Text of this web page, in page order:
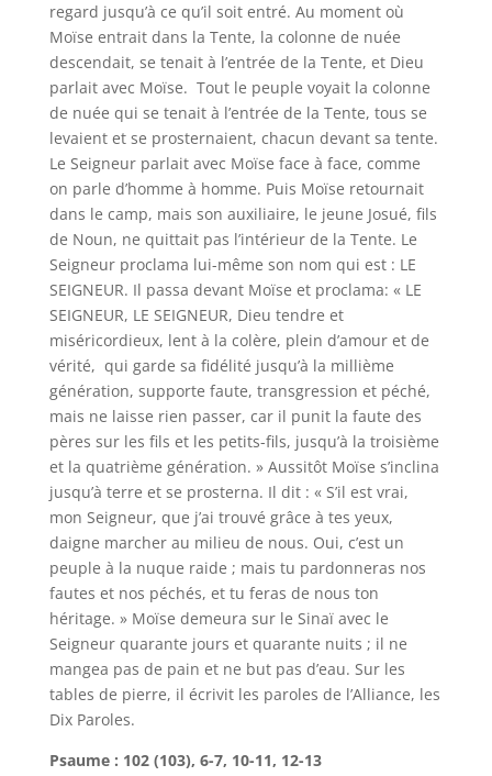
regard jusqu’à ce qu’il soit entré. Au moment où
Moïse entrait dans la Tente, la colonne de nuée
descendait, se tenait à l’entrée de la Tente, et Dieu
parlait avec Moïse. Tout le peuple voyait la colonne
de nuée qui se tenait à l’entrée de la Tente, tous se
levaient et se prosternaient, chacun devant sa tente.
Le Seigneur parlait avec Moïse face à face, comme
on parle d’homme à homme. Puis Moïse retournait
dans le camp, mais son auxiliaire, le jeune Josué, fils
de Noun, ne quittait pas l’intérieur de la Tente. Le
Seigneur proclama lui-même son nom qui est : LE
SEIGNEUR. Il passa devant Moïse et proclama: « LE
SEIGNEUR, LE SEIGNEUR, Dieu tendre et
miséricordieux, lent à la colère, plein d’amour et de
vérité, qui garde sa fidélité jusqu’à la millième
génération, supporte faute, transgression et péché,
mais ne laisse rien passer, car il punit la faute des
pères sur les fils et les petits-fils, jusqu’à la troisième
et la quatrième génération. » Aussitôt Moïse s’inclina
jusqu’à terre et se prosterna. Il dit : « S’il est vrai,
mon Seigneur, que j’ai trouvé grâce à tes yeux,
daigne marcher au milieu de nous. Oui, c’est un
peuple à la nuque raide ; mais tu pardonneras nos
fautes et nos péchés, et tu feras de nous ton
héritage. » Moïse demeura sur le Sinaï avec le
Seigneur quarante jours et quarante nuits ; il ne
mangea pas de pain et ne but pas d’eau. Sur les
tables de pierre, il écrivit les paroles de l’Alliance, les
Dix Paroles.
Psaume : 102 (103), 6-7, 10-11, 12-13